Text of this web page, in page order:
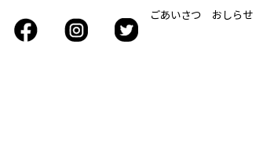
ごあいさつ おしらせ